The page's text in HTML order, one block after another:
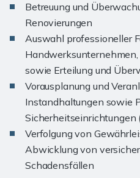
Betreuung und
Renovierungen
Auswahl professioneller
sowie Erteilung und
Vorausplanung und
Instandhaltungen sowie
Sicherheitseinrichtungen
Verfolgung von
Abwicklung von
Schadensfällen